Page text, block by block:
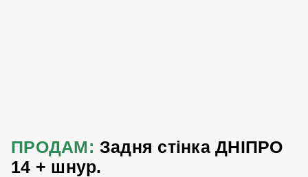
ПРОДАМ: Задня стінка ДНІПРО
14 + шнур.